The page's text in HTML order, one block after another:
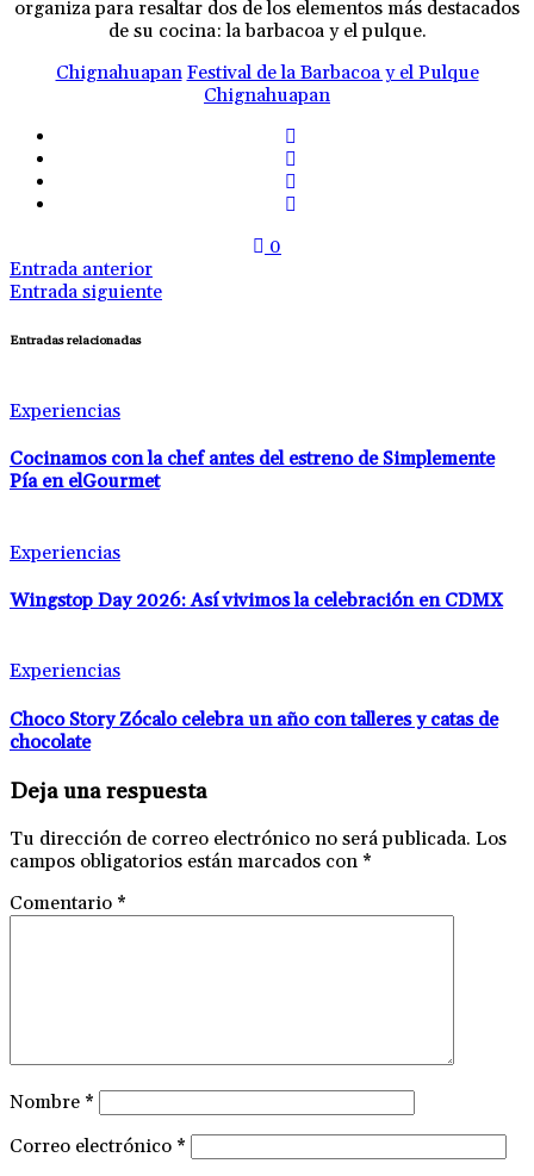
organiza para resaltar dos de los elementos más destacados
de su cocina: la barbacoa y el pulque.
Chignahuapan Festival de la Barbacoa y el Pulque
Chignahuapan
0
Entrada anterior
Entrada siguiente
Entradas relacionadas
Experiencias
Cocinamos con la chef antes del estreno de Simplemente
Pía en elGourmet
Experiencias
Wingstop Day 2026: Así vivimos la celebración en CDMX
Experiencias
Choco Story Zócalo celebra un año con talleres y catas de
chocolate
Deja una respuesta
Tu dirección de correo electrónico no será publicada. Los
campos obligatorios están marcados con *
Comentario *
Nombre *
Correo electrónico *